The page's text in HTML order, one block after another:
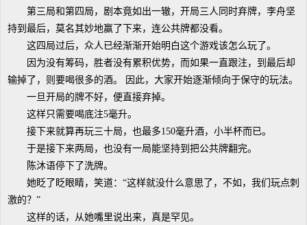
第三局和第四局，剧本竟如出一辙，开局三人同时弃牌，李舟坚
持到最后，莫名其妙地赢了下来，连公共牌都没看。
这四局过后，众人已经渐渐开始明白这个游戏该怎么玩了。
因为没有筹码，胜者没有累积优势，而如果一直跟注，到最后却
输掉了，则要喝很多的酒。 因此，大家开始逐渐倾向于保守的玩法。
一旦开局的牌不好，便直接弃掉。
这样只需要喝底注5毫升。
接下来就算再玩三十局，也最多150毫升酒，小半杯而已。
于是接下来两局，也没有一局能坚持到把公共牌翻完。
陈沐语停下了洗牌。
她眨了眨眼睛，笑道：“这样就没什么意思了，不如，我们玩点刺
激的？”
这样的话，从她嘴里说出来，真是罕见。